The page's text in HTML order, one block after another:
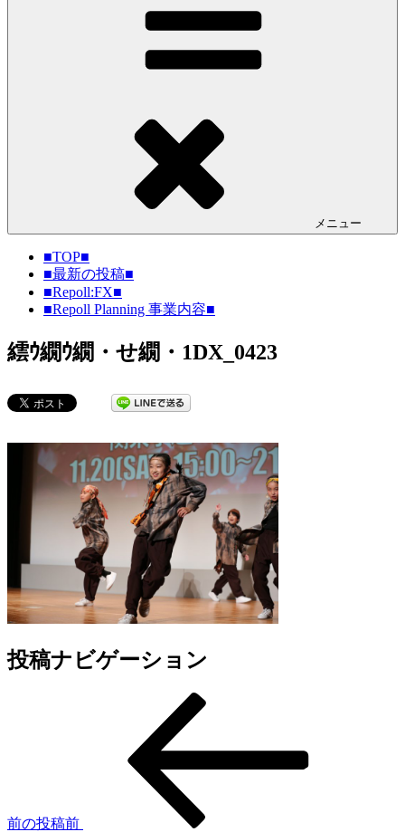
メニュー
■TOP■
■最新の投稿■
■Repoll:FX■
■Repoll Planning 事業内容■
繧ｳ繝ｳ繝・せ繝・1DX_0423
投稿ナビゲーション
前の投稿前